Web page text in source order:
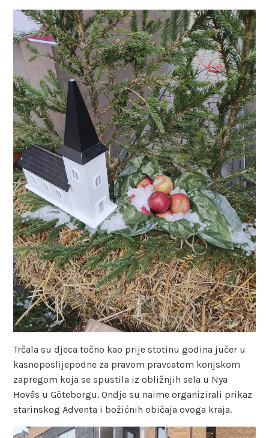
Trčala su djeca točno kao prije stotinu godina jučer u
kasnoposlijepodne za pravom pravcatom konjskom
zapregom koja se spustila iz obližnjih sela u Nya
Hovås u Göteborgu. Ondje su naime organizirali prikaz
starinskog Adventa i božićnih običaja ovoga kraja.